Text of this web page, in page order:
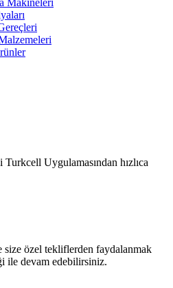
Makineleri
Uygulamasından hızlıca
size özel tekliflerden faydalanmak
ile devam edebilirsiniz.